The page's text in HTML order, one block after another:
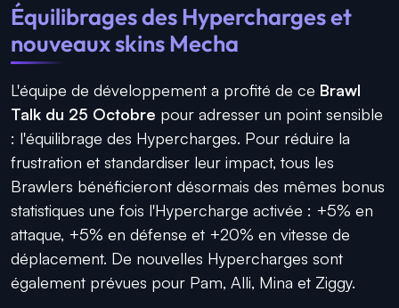
Équilibrages des Hypercharges et
nouveaux skins Mecha
L'équipe de développement a profité de ce Brawl
Talk du 25 Octobre pour adresser un point sensible
: l'équilibrage des Hypercharges. Pour réduire la
frustration et standardiser leur impact, tous les
Brawlers bénéficieront désormais des mêmes bonus
statistiques une fois l'Hypercharge activée : +5% en
attaque, +5% en défense et +20% en vitesse de
déplacement. De nouvelles Hypercharges sont
également prévues pour Pam, Alli, Mina et Ziggy.